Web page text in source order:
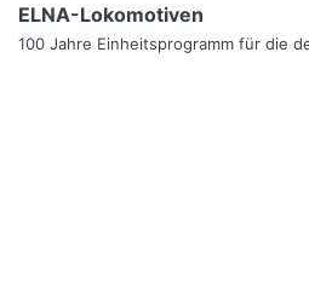
ELNA-Lokomotiven
100 Jahre Einheitsprogramm für die